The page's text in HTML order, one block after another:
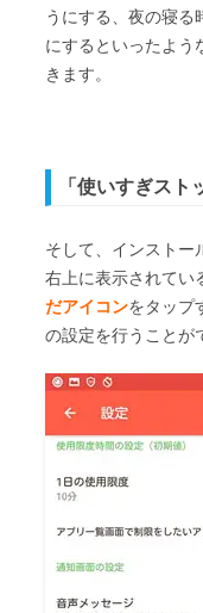
うにする、夜の寝る
にするといったよう
きます。
「使いすぎスト
そして、インストー
右上に表示されてい
だアイコンをタップ
の設定を行うことが